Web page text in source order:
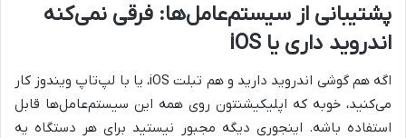
پشتیبانی از سیستم‌عامل‌ها: فرقی نمی‌کنه
اندروید داری یا iOS
اگه هم گوشی اندروید دارید و هم تبلت iOS، یا با لپ‌تاپ ویندوز کار
می‌کنید، خوبه که اپلیکیشنتون روی همه این سیستم‌عامل‌ها قابل
استفاده باشه. اینجوری دیگه مجبور نیستید برای هر دستگاه یه